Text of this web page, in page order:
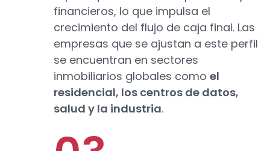
financieros, lo que impulsa el
crecimiento del flujo de caja final. Las
empresas que se ajustan a este perfil
se encuentran en sectores
inmobiliarios globales como el
residencial, los centros de datos,
salud y la industria.